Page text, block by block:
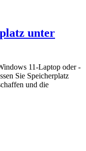
unter
11-Laptop oder -
Sie Speicherplatz
und die